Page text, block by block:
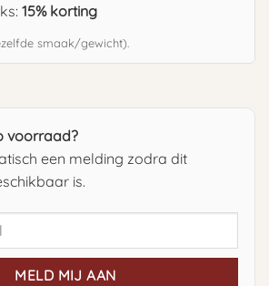
15% korting
smaak/gewicht).
voorraad?
een melding zodra dit
is.
MELD MIJ AAN